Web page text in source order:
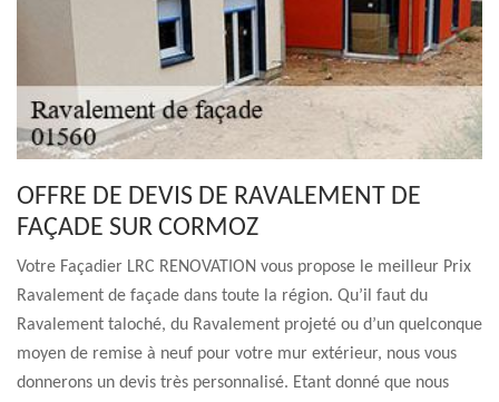
OFFRE DE DEVIS DE RAVALEMENT DE
FAÇADE SUR CORMOZ
Votre Façadier LRC RENOVATION vous propose le meilleur Prix
Ravalement de façade dans toute la région. Qu’il faut du
Ravalement taloché, du Ravalement projeté ou d’un quelconque
moyen de remise à neuf pour votre mur extérieur, nous vous
donnerons un devis très personnalisé. Etant donné que nous